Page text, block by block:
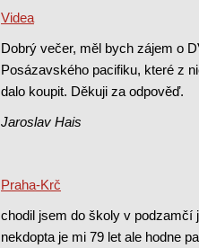
Videa
Dobrý večer, měl bych zájem o
Posázavského pacifiku, které z
dalo koupit. Děkuji za odpověď.
Jaroslav Hais
Praha-Krč
chodil jsem do školy v podzamčí
nekdopta je mi 79 let ale hodne